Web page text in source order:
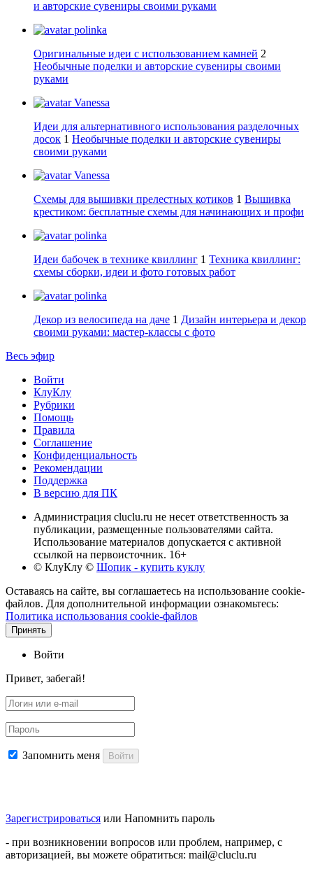
и авторские сувениры своими руками
polinka
Оригинальные идеи с использованием камней 2
Необычные поделки и авторские сувениры своими
руками
Vanessa
Идеи для альтернативного использования разделочных
досок 1 Необычные поделки и авторские сувениры
своими руками
Vanessa
Схемы для вышивки прелестных котиков 1 Вышивка
крестиком: бесплатные схемы для начинающих и профи
polinka
Идеи бабочек в технике квиллинг 1 Техника квиллинг:
схемы сборки, идеи и фото готовых работ
polinka
Декор из велосипеда на даче 1 Дизайн интерьера и декор
своими руками: мастер-классы с фото
Весь эфир
Войти
КлуКлу
Рубрики
Помощь
Правила
Соглашение
Конфиденциальность
Рекомендации
Поддержка
В версию для ПК
Администрация cluclu.ru не несет ответственность за
публикации, размещенные пользователями сайта.
Использование материалов допускается с активной
ссылкой на первоисточник. 16+
© КлуКлу © Шопик - купить куклу
Оставаясь на сайте, вы соглашаетесь на использование cookie-
файлов. Для дополнительной информации ознакомьтесь:
Политика использования cookie-файлов
Принять
Войти
Привет, забегай!
Запомнить меня Войти
Зарегистрироваться или Напомнить пароль
- при возникновении вопросов или проблем, например, с
авторизацией, вы можете обратиться: mail@cluclu.ru